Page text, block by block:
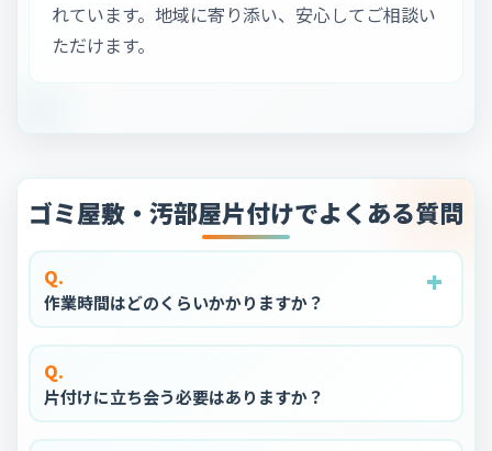
れています。地域に寄り添い、安心してご相談い
ただけます。
ゴミ屋敷・汚部屋片付けでよくある質問
Q.
作業時間はどのくらいかかりますか？
+
Q.
片付けに立ち会う必要はありますか？
+
+
+
+